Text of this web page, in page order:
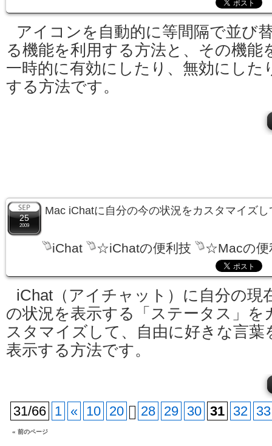
アイコンを自動的に等間隔で並び
る機能を利用する方法と、その機能
一時的に有効にしたり、無効にした
する方法です。
25
2009
Mac iChatに自分の今の状況をカスタマイズ
iChat ☆iChatの便利技 ☆Macの便
iChat（アイチャット）に自分の現
の状況を表示する「ステータス」を
スタマイズして、自由に好きな言葉
表示する方法です。
31/66 1 « 10 20 28 29 30 31 32 33
« 前のページ